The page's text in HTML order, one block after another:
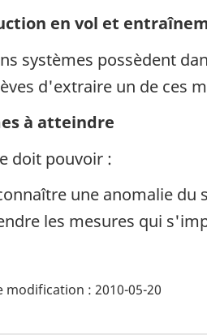
en vol et
systèmes possèdent
d'extraire un de ces
à atteindre
doit pouvoir :
une anomalie du
les mesures qui
modification : 2010-05-20